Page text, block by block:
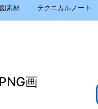
素材 テクニカルノート
画